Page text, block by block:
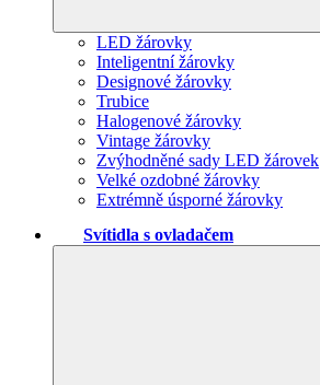
LED žárovky
Inteligentní žárovky
Designové žárovky
Trubice
Halogenové žárovky
Vintage žárovky
Zvýhodněné sady LED žárovek
Velké ozdobné žárovky
Extrémně úsporné žárovky
Svítidla s ovladačem